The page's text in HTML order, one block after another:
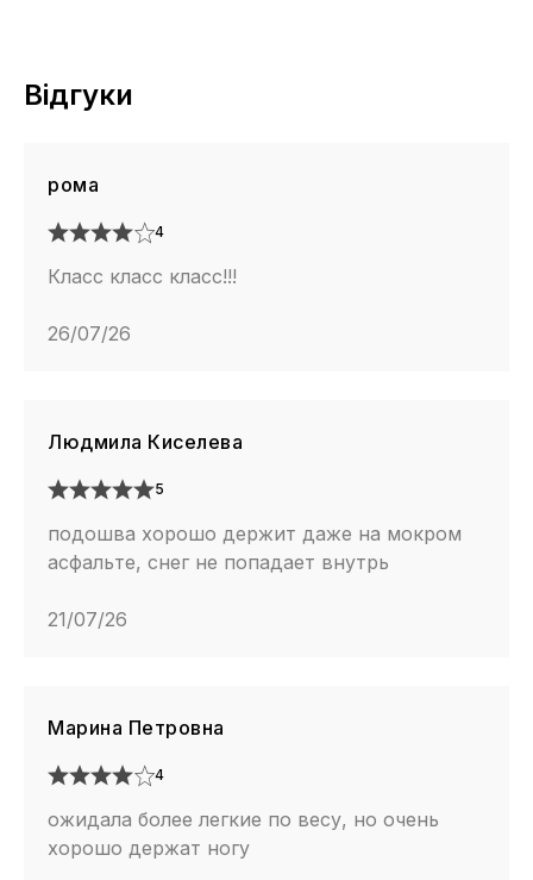
Відгуки
рома
4
Класс класс класс!!!
26/07/26
Людмила Киселева
5
подошва хорошо держит даже на мокром
асфальте, снег не попадает внутрь
21/07/26
Марина Петровна
4
ожидала более легкие по весу, но очень
хорошо держат ногу